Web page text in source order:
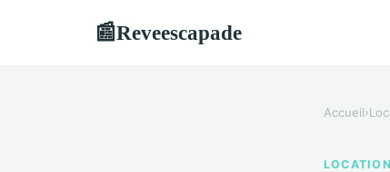
📰Reveescapade
Accueil›
LOCATION